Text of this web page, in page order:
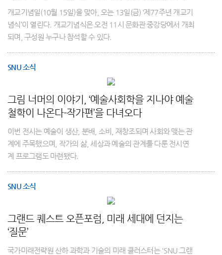
개교기념일(10월 15일)을 맞아, 오는 13일(금) ‘제77주년 개교기
념식’이 열린다. 개교기념식은 오전 11시 문화관 중강당에서 개최
되며, 구성원 누구나 참석할 수 있다.
SNU 소식
그림 너머의 이야기, ‘예술사회학을 지나야 예술
철학이 나온다-작가편’을 다녀오다
이번 전시는 예술이 생산, 분배, 소비, 재창조되며 사회와 맺는 관
계에 주목했으며, 작가의 삶, 세상과 예술의 관계를 다룬 전시연
계 프로그램도 마련됐다.
SNU 소식
그랜드 퀘스트 오픈포럼, 미래 세대에 던지는
‘질문’
국가미래전략원 산하 과학과 기술의 미래 클러스터는 'SNU 그랜